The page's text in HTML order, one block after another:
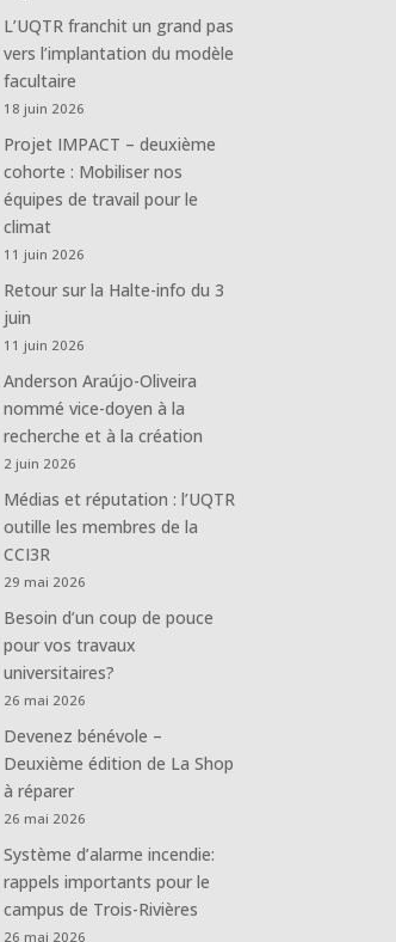
L’UQTR franchit un grand pas
vers l’implantation du modèle
facultaire
18 juin 2026
Projet IMPACT – deuxième
cohorte : Mobiliser nos
équipes de travail pour le
climat
11 juin 2026
Retour sur la Halte-info du 3
juin
11 juin 2026
Anderson Araújo-Oliveira
nommé vice-doyen à la
recherche et à la création
2 juin 2026
Médias et réputation : l’UQTR
outille les membres de la
CCI3R
29 mai 2026
Besoin d’un coup de pouce
pour vos travaux
universitaires?
26 mai 2026
Devenez bénévole –
Deuxième édition de La Shop
à réparer
26 mai 2026
Système d’alarme incendie:
rappels importants pour le
campus de Trois-Rivières
26 mai 2026